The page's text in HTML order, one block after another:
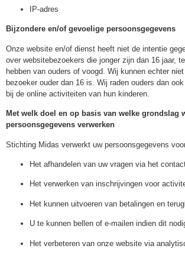
IP-adres
Bijzondere en/of gevoelige persoonsgegevens
Onze website en/of dienst heeft niet de intentie
over websitebezoekers die jonger zijn dan 16 jaar,
hebben van ouders of voogd. Wij kunnen echter
bezoeker ouder dan 16 is. Wij raden ouders dan
bij de online activiteiten van hun kinderen.
Met welk doel en op basis van welke grondslag
persoonsgegevens verwerken
Stichting Midas verwerkt uw persoonsgegevens
Het afhandelen van uw vragen via het
Het verwerken van inschrijvingen voor
Het kunnen uitvoeren van betalingen en
U te kunnen bellen of e-mailen indien dit
Het verbeteren van onze website via